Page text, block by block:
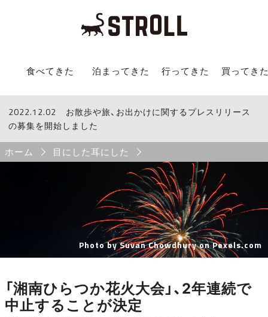
STROLL Menu
食べてきた 泊まってきた 行ってきた 買ってき
STROLLからのお知らせ
2022.12.02
お散歩や旅、お出かけに関するプレスリリース
の募集を開始しました
Breadcrumb
ホーム 目にした耳にした
Photo by Suvan Chowdhury onPexels.com
「湘南ひらつか花火大会」、2年連続で
中止することが決定